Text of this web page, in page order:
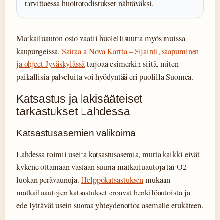
tarvittaessa huoltotodistukset nähtäväksi.
Matkailuauton osto vaatii huolellisuutta myös muissa
kaupungeissa. Sairaala Nova Kartta – Sijainti, saapuminen
ja ohjeet Jyväskylässätarjoaa esimerkin siitä, miten
paikallisia palveluita voi hyödyntää eri puolilla Suomea.
Katsastus ja lakisääteiset
tarkastukset Lahdessa
Katsastusasemien valikoima
Lahdessa toimii useita katsastusasemia, mutta kaikki eivät
kykene ottamaan vastaan suuria matkailuautoja tai O2-
luokan perävaunuja.Helppokatsastuksenmukaan
matkailuautojen katsastukset eroavat henkilöautoista ja
edellyttävät usein suoraa yhteydenottoa asemalle etukäteen.